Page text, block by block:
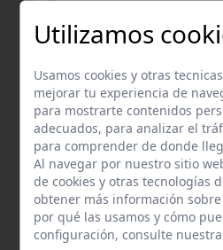
Montellano
Utilizamos
Usamos cookies y otras
mejorar tu experiencia de
para mostrarte contenidos
adecuados, para analizar el
para comprender de donde
Al navegar por nuestro sitio
de cookies y otras tecnologías
obtener más información sobre
por qué las usamos y cómo
configuración, consulte nuestra